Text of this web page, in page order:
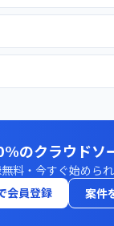
のクラウドソ
料・今すぐ始めら
会員登録
案件